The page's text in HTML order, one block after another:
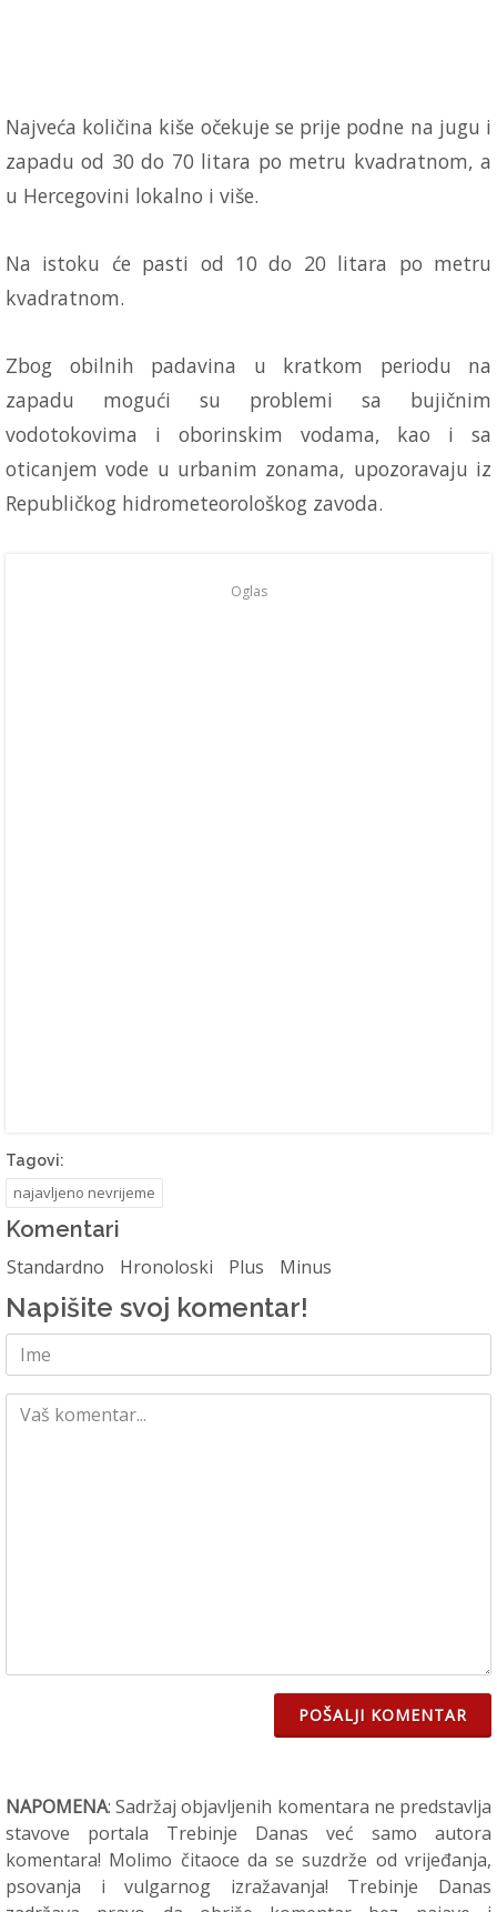
Najveća količina kiše očekuje se prije podne na jugu i
zapadu od 30 do 70 litara po metru kvadratnom, a
u Hercegovini lokalno i više.
Na istoku će pasti od 10 do 20 litara po metru
kvadratnom.
Zbog obilnih padavina u kratkom periodu na
zapadu mogući su problemi sa bujičnim
vodotokovima i oborinskim vodama, kao i sa
oticanjem vode u urbanim zonama, upozoravaju iz
Republičkog hidrometeorološkog zavoda.
Oglas
Tagovi:
najavljeno nevrijeme
Komentari
Standardno Hronoloski Plus Minus
Napišite svoj komentar!
POŠALJI KOMENTAR
NAPOMENA: Sadržaj objavljenih komentara ne predstavlja
stavove portala Trebinje Danas već samo autora
komentara! Molimo čitaoce da se suzdrže od vrijeđanja,
psovanja i vulgarnog izražavanja! Trebinje Danas